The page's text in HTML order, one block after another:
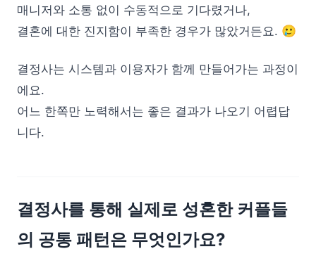
매니저와 소통 없이 수동적으로 기다렸거나,
결혼에 대한 진지함이 부족한 경우가 많았거든요. 🥲
결정사는 시스템과 이용자가 함께 만들어가는 과정이
에요.
어느 한쪽만 노력해서는 좋은 결과가 나오기 어렵답
니다.
결정사를 통해 실제로 성혼한 커플들
의 공통 패턴은 무엇인가요?